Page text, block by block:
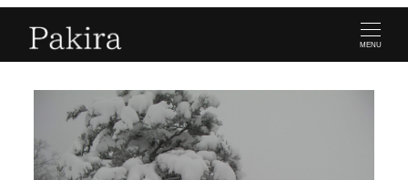
MENU